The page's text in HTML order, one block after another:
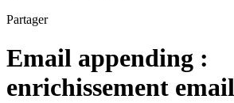
Partager
Email appending :
enrichissement email